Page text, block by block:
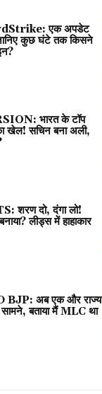
एक अपडेट
कुछ घंटे तक किसने
भारत के टॉप
का खेल! सचिन बना अली,
शरण दो, दंगा लो!
लीड्स में हाहाकार
अब एक और राज्य
बताया मैं MLC था